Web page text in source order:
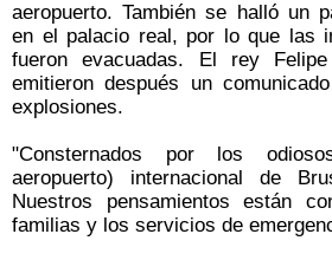
aeropuerto. También se halló un
en el palacio real, por lo que las
fueron evacuadas. El rey
emitieron después un
explosiones.
"Consternados por los
aeropuerto) internacional de
Nuestros pensamientos están
familias y los servicios de